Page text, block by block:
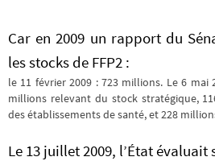
Car en 2009 un rapport du
les stocks de FFP2 :
le 11 février 2009 : 723 millions. Le 6 mai
millions relevant du stock stratégique,
des établissements de santé, et 228
Le 13 juillet 2009, l’État évaluait